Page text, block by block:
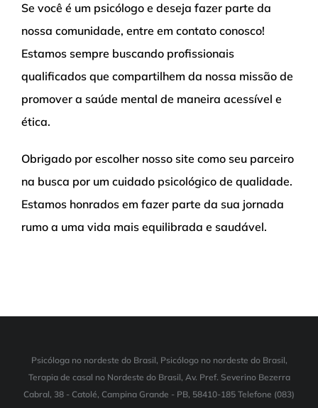
Se você é um psicólogo e deseja fazer parte da
nossa comunidade, entre em contato conosco!
Estamos sempre buscando profissionais
qualificados que compartilhem da nossa missão de
promover a saúde mental de maneira acessível e
ética.
Obrigado por escolher nosso site como seu parceiro
na busca por um cuidado psicológico de qualidade.
Estamos honrados em fazer parte da sua jornada
rumo a uma vida mais equilibrada e saudável.
Psicóloga no nordeste do Brasil, Psicólogo no nordeste do Brasil,
Terapia de casal no Nordeste do Brasil, Av. Pref. Severino Bezerra
Cabral, 38 - Catolé, Campina Grande - PB, 58410-185 Telefone (083)